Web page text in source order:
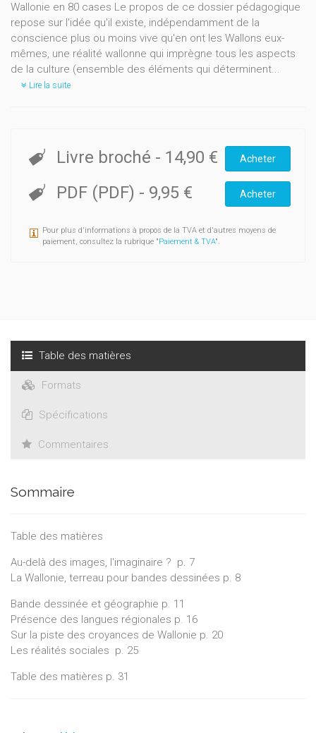
Wallonie en 80 cases Le propos de ce dossier pédagogique
repose sur l'idée qu'il existe, indépendamment de la
conscience plus ou moins vive qu'en ont les Wallons eux-
mêmes, une réalité wallonne qui imprègne tous les aspects
de la culture (ensemble des éléments qui déterminent...
Lire la suite
Livre broché - 14,90 € Acheter
PDF (PDF) - 9,95 € Acheter
Pour plus d'informations à propos de la TVA et d'autres moyens de
paiement, consultez la rubrique "Paiement & TVA".
Table des matières
Formats
Spécifications
Commentaires
Sommaire
Table des matières
Au-delà des images, l'imaginaire ? p. 7
La Wallonie, terreau pour bandes dessinées p. 8
Bande dessinée et géographie p. 11
Présence des langues régionales p. 16
Sur la piste des croyances de Wallonie p. 20
Les réalités sociales p. 25
Table des matières p. 31